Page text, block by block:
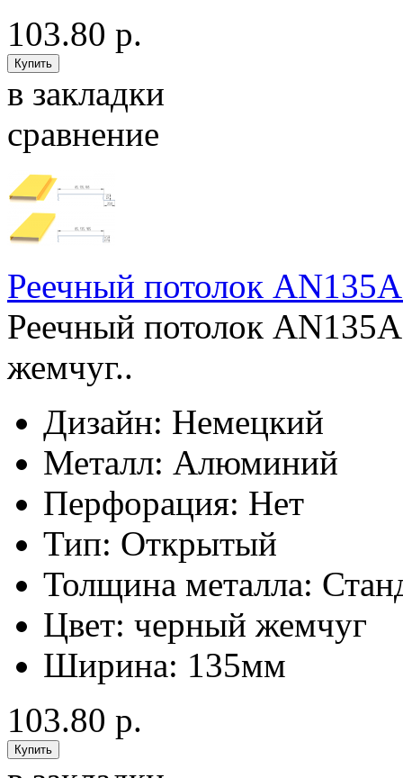
103.80 р.
в закладки
сравнение
Реечный потолок
Реечный потолок
жемчуг..
Дизайн: Немецкий
Металл: Алюминий
Перфорация: Нет
Тип: Открытый
Толщина металла:
Цвет: черный жемчуг
Ширина: 135мм
103.80 р.